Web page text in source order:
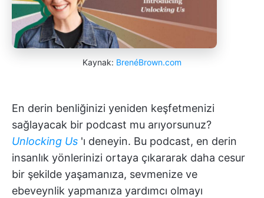
Kaynak: BrenéBrown.com
En derin benliğinizi yeniden keşfetmenizi
sağlayacak bir podcast mu arıyorsunuz?
Unlocking Us 'ı deneyin. Bu podcast, en derin
insanlık yönlerinizi ortaya çıkararak daha cesur
bir şekilde yaşamanıza, sevmenize ve
ebeveynlik yapmanıza yardımcı olmayı